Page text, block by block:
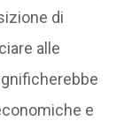
di
alle
e